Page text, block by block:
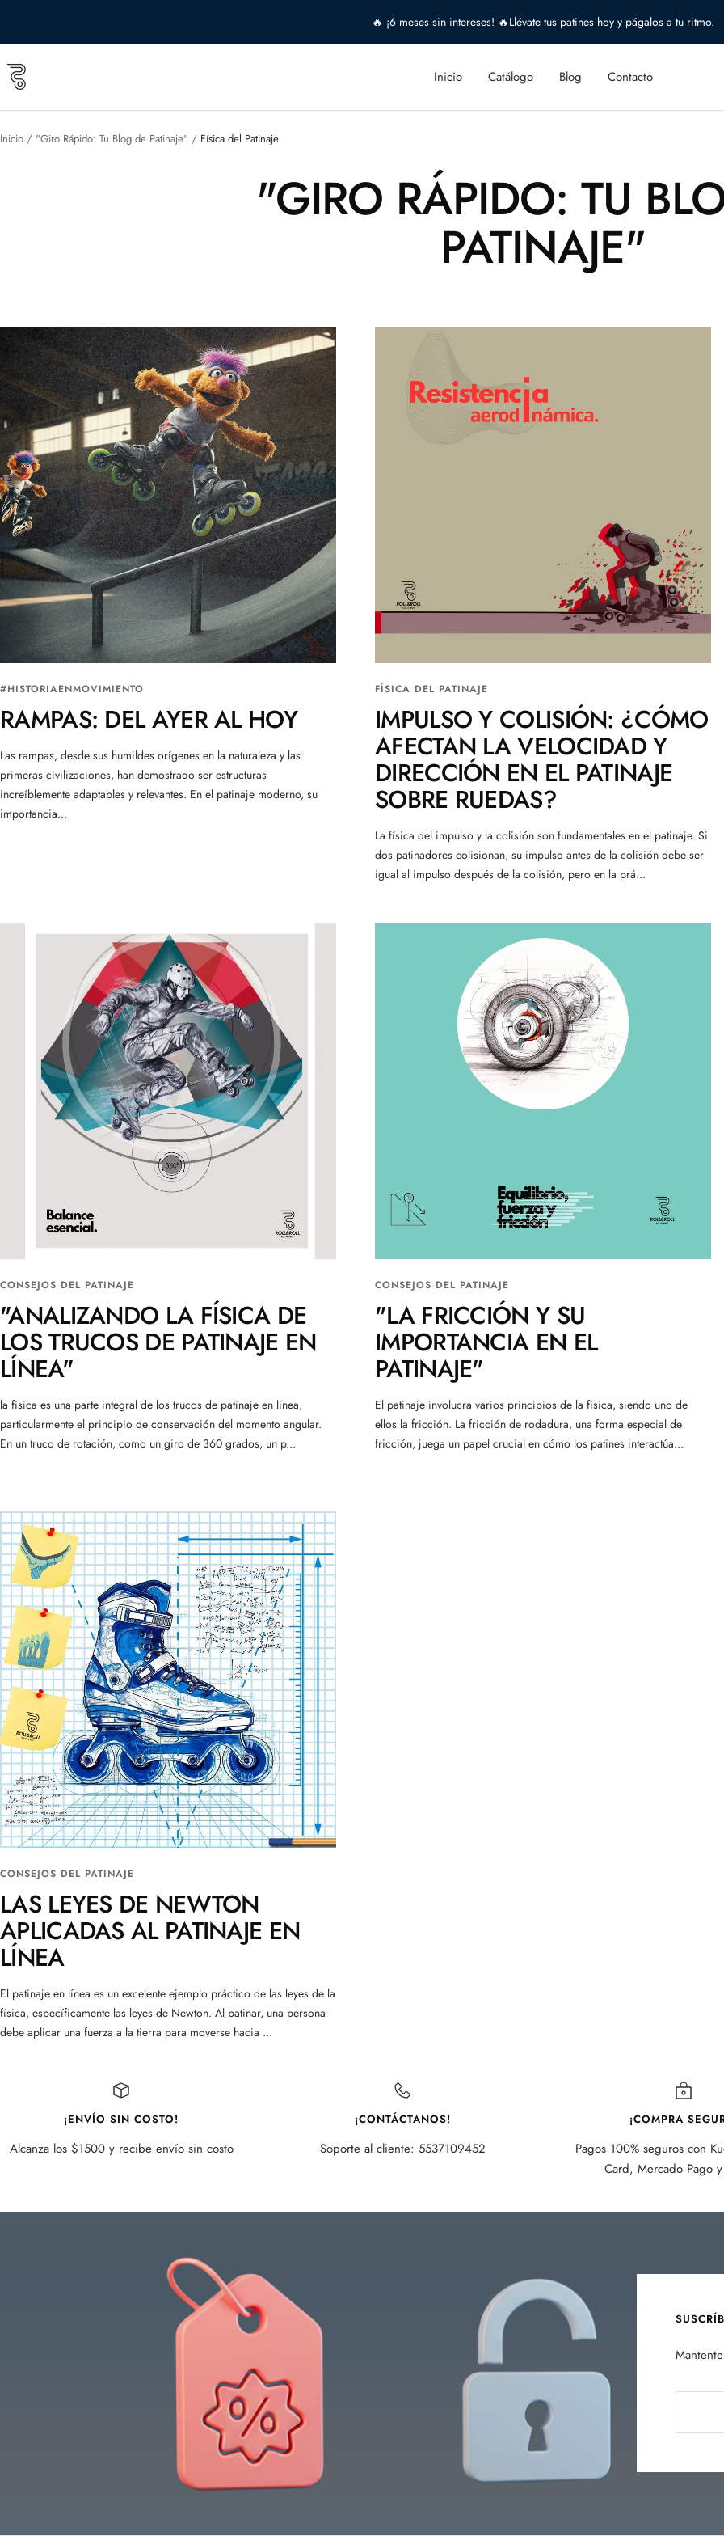
contenido
🔥 ¡6 meses sin intereses! 🔥Llévate tus patines hoy y págalos a tu ritmo.
Inicio Catálogo Blog Contacto
Roll
Roll
Inicio "Giro Rápido: Tu Blog de Patinaje" Física del Patinaje
"GIRO RÁPIDO: TU
PATINAJE"
#HISTORIAENMOVIMIENTO
RAMPAS: DEL AYER AL HOY
Las rampas, desde sus humildes orígenes en la naturaleza y las
primeras civilizaciones, han demostrado ser estructuras
increíblemente adaptables y relevantes. En el patinaje moderno, su
importancia...
FÍSICA DEL PATINAJE
IMPULSO Y COLISIÓN: ¿CÓMO
AFECTAN LA VELOCIDAD Y
DIRECCIÓN EN EL PATINAJE
SOBRE RUEDAS?
La física del impulso y la colisión son fundamentales en el patinaje. Si
dos patinadores colisionan, su impulso antes de la colisión debe ser
igual al impulso después de la colisión, pero en la prá...
CONSEJOS DEL PATINAJE
"ANALIZANDO LA FÍSICA DE
LOS TRUCOS DE PATINAJE EN
LÍNEA"
la física es una parte integral de los trucos de patinaje en línea,
particularmente el principio de conservación del momento angular.
En un truco de rotación, como un giro de 360 grados, un p...
CONSEJOS DEL PATINAJE
"LA FRICCIÓN Y SU
IMPORTANCIA EN EL
PATINAJE"
El patinaje involucra varios principios de la física, siendo uno de
ellos la fricción. La fricción de rodadura, una forma especial de
fricción, juega un papel crucial en cómo los patines interactúa...
CONSEJOS DEL PATINAJE
LAS LEYES DE NEWTON
APLICADAS AL PATINAJE EN
LÍNEA
El patinaje en línea es un excelente ejemplo práctico de las leyes de la
física, específicamente las leyes de Newton. Al patinar, una persona
debe aplicar una fuerza a la tierra para moverse hacia ...
¡ENVÍO SIN COSTO!
Alcanza los $1500 y recibe envío sin costo
¡CONTÁCTANOS!
Soporte al cliente: 5537109452
¡COMPRA
Pagos 100% seguros con
Card, Mercado Pago y